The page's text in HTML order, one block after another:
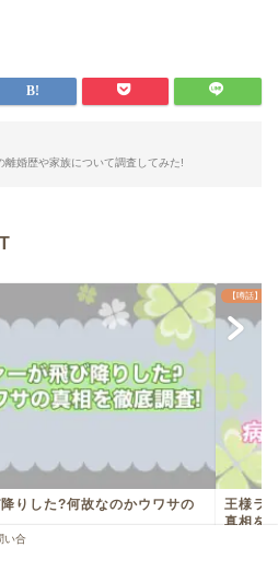
婚歴や家族について調査してみた!
りした?何故なのかウワサの
【噂話】芸
王様ラ
真相を
い合